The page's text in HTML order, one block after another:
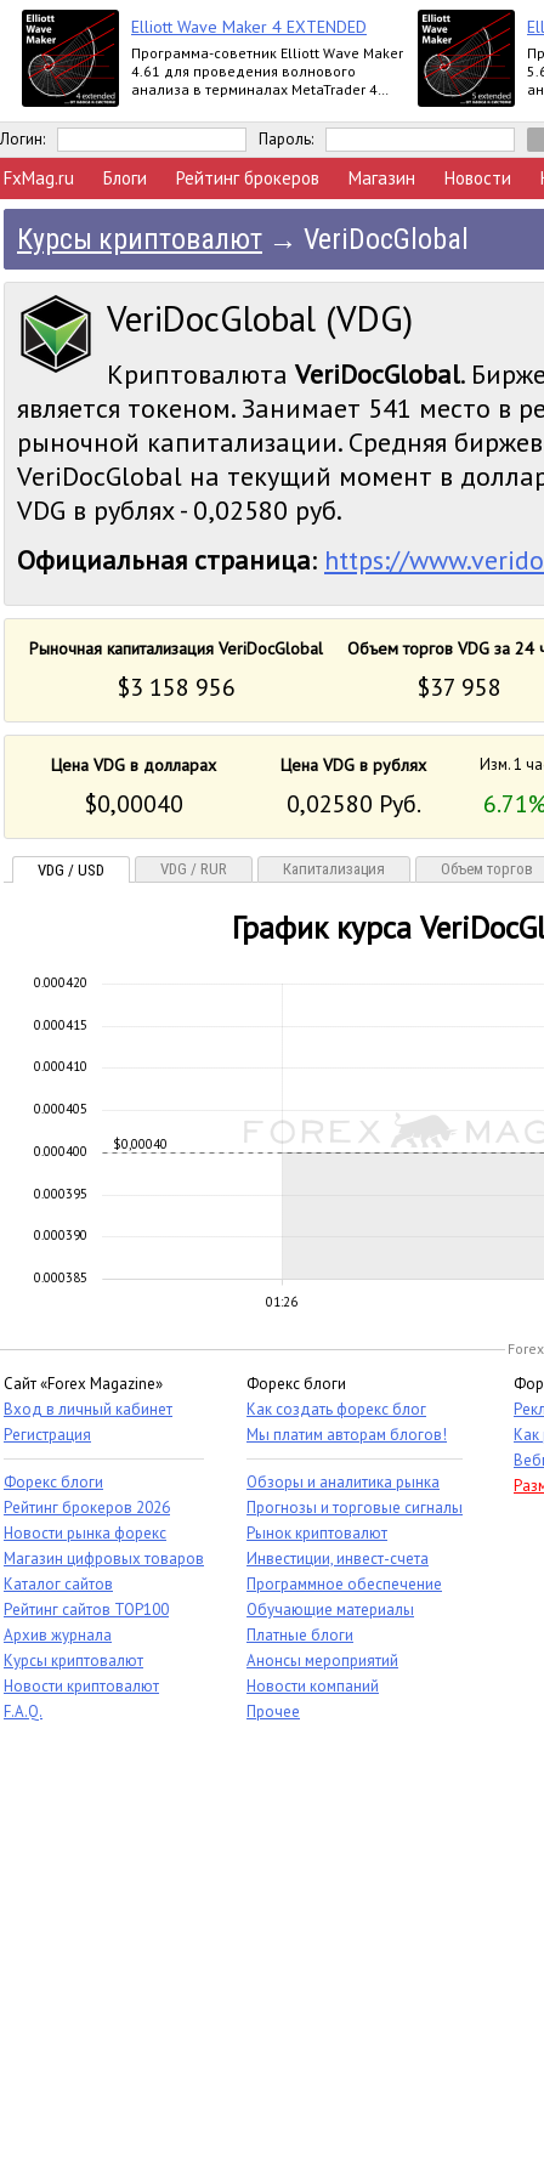
Elliott Wave Maker 4 EXTENDED
Программа-советник Elliott Wave Maker
4.61 для проведения волнового
анализа в терминалах MetaTrader 4
Extended
Логин: Пароль:
FxMag.ru Блоги Рейтинг брокеров Магазин Новости
Курсы криптовалют → VeriDocGlobal
VeriDocGlobal (VDG)
Криптовалюта VeriDocGlobal.
является токеном. Занимает 541 место в
рыночной капитализации. Средняя
VeriDocGlobal на текущий момент в
VDG в рублях - 0,02580 руб.
Официальная страница: https://
Рыночная капитализация VeriDocGlobal Объем торгов VDG за 24
$3 158 956 $37 958
Цена VDG в долларах Цена VDG в рублях Изм. 1
$0,00040 0,02580 Руб.
VDG / USD VDG / RUR Капитализация Объем торгов
График курса
01:26
$0,00040
0.000385
0.000390
0.000395
0.000400
0.000405
0.000410
0.000415
0.000420
Сайт «Forex Magazine»
Вход в личный кабинет
Регистрация
Форекс блоги
Рейтинг брокеров 2026
Новости рынка форекс
Магазин цифровых товаров
Каталог сайтов
Рейтинг сайтов TOP100
Архив журнала
Курсы криптовалют
Новости криптовалют
F.A.Q.
Форекс блоги
Как создать форекс блог
Мы платим авторам блогов!
Обзоры и аналитика рынка
Прогнозы и торговые сигналы
Рынок криптовалют
Инвестиции, инвест-счета
Программное обеспечение
Обучающие материалы
Платные блоги
Анонсы мероприятий
Новости компаний
Прочее
Как